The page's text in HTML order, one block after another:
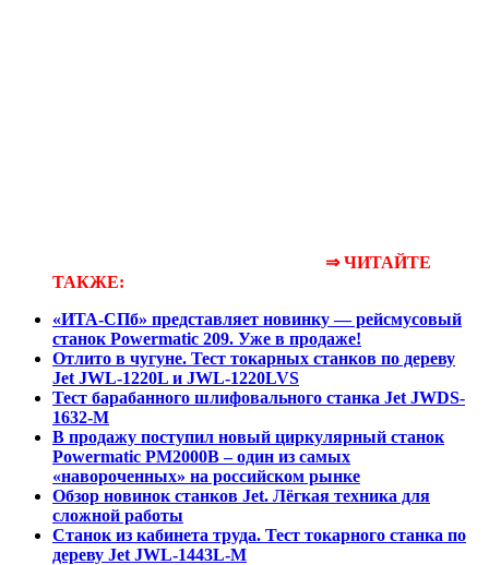
⇒ ЧИТАЙТЕ
ТАКЖЕ:
«ИТА-СПб» представляет новинку — рейсмусовый
станок Powermatic 209. Уже в продаже!
Отлито в чугуне. Тест токарных станков по дереву
Jet JWL-1220L и JWL-1220LVS
Тест барабанного шлифовального станка Jet JWDS-
1632-M
В продажу поступил новый циркулярный станок
Powermatic PM2000B – один из самых
«навороченных» на российском рынке
Обзор новинок станков Jet. Лёгкая техника для
сложной работы
Станок из кабинета труда. Тест токарного станка по
дереву Jet JWL-1443L-M